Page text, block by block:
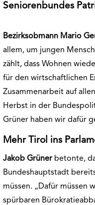
Seniorenbundes
Bezirksobmann Mario
allem, um jungen
zählt, dass Wohnen
für den wirtschaftlichen
Zusammenarbeit auf
Herbst in der
Grüner haben wir dafür
Mehr Tirol ins
Jakob Grüner betonte,
Bundeshauptstadt
müssen. „Dafür müssen
spürbaren